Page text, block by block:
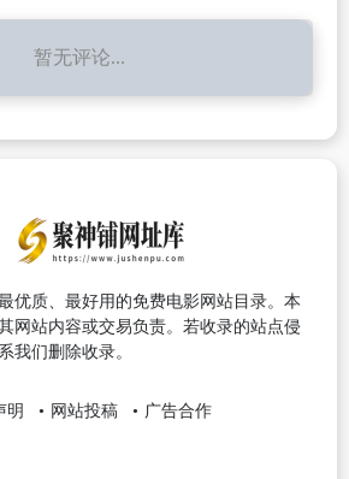
暂无评论...
优质、最好用的免费电影网站目录。本
网站内容或交易负责。若收录的站点侵
我们删除收录。
明 网站投稿 广告合作